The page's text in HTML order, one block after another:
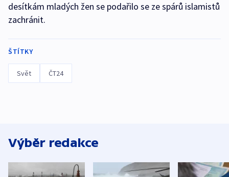
desítkám mladých žen se podařilo se ze spárů islamistů
zachránit.
ŠTÍTKY
Svět ČT24
Výběr redakce